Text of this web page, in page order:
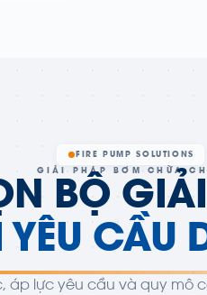
FIRE PUMP SOLUTIONS
GIẢI PHÁP BƠM CHỮA
BỘ
CẦU
áp lực yêu cầu và quy mô